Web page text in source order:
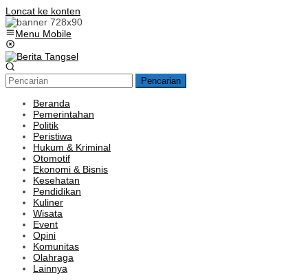
Loncat ke konten
Menu Mobile
Pencarian
Beranda
Pemerintahan
Politik
Peristiwa
Hukum & Kriminal
Otomotif
Ekonomi & Bisnis
Kesehatan
Pendidikan
Kuliner
Wisata
Event
Opini
Komunitas
Olahraga
Lainnya